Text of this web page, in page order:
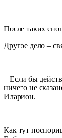
После таких
Другое дело –
– Если бы
ничего не
Иларион.
Как тут